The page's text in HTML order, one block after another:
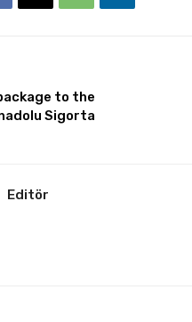
to the
Sigorta
Editör